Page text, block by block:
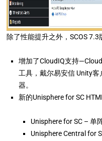
除了性能提升之外，SCOS 7.3
增加了CloudIQ支持
工具，戴尔易安信 Unity
器。
新的Unisphere for SC
Unisphere for SC – 单
Unisphere Central for